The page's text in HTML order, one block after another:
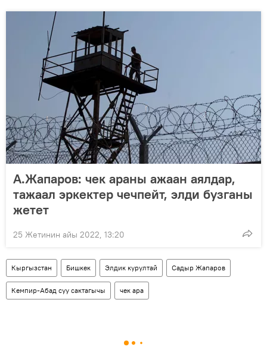
А.Жапаров: чек араны ажаан аялдар,
тажаал эркектер чечпейт, элди бузганы
жетет
25 Жетинин айы 2022, 13:20
Кыргызстан Бишкек Элдик курултай Садыр Жапаров
Кемпир-Абад суу сактагычы чек ара